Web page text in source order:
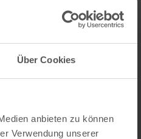
Über Cookies
anbieten zu können
Verwendung unserer